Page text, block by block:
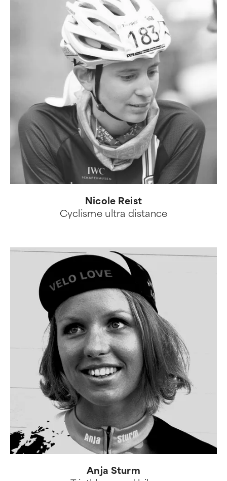
Nicole Reist
Cyclisme ultra distance
Anja Sturm